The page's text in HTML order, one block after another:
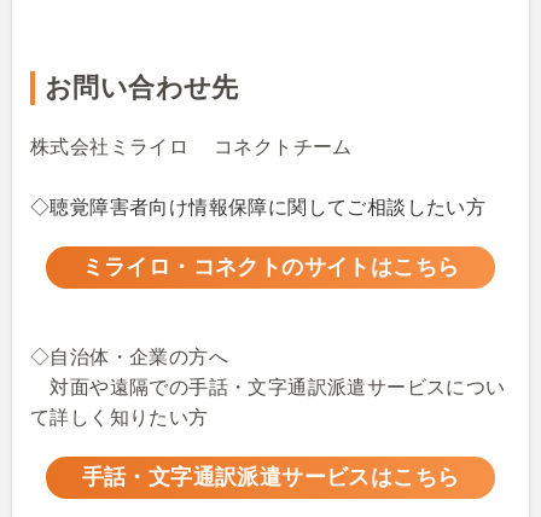
お問い合わせ先
株式会社ミライロ コネクトチーム
◇聴覚障害者向け情報保障に関してご相談したい方
ミライロ・コネクトのサイトはこちら
◇自治体・企業の方へ
対面や遠隔での手話・文字通訳派遣サービスについ
て詳しく知りたい方
手話・文字通訳派遣サービスはこちら